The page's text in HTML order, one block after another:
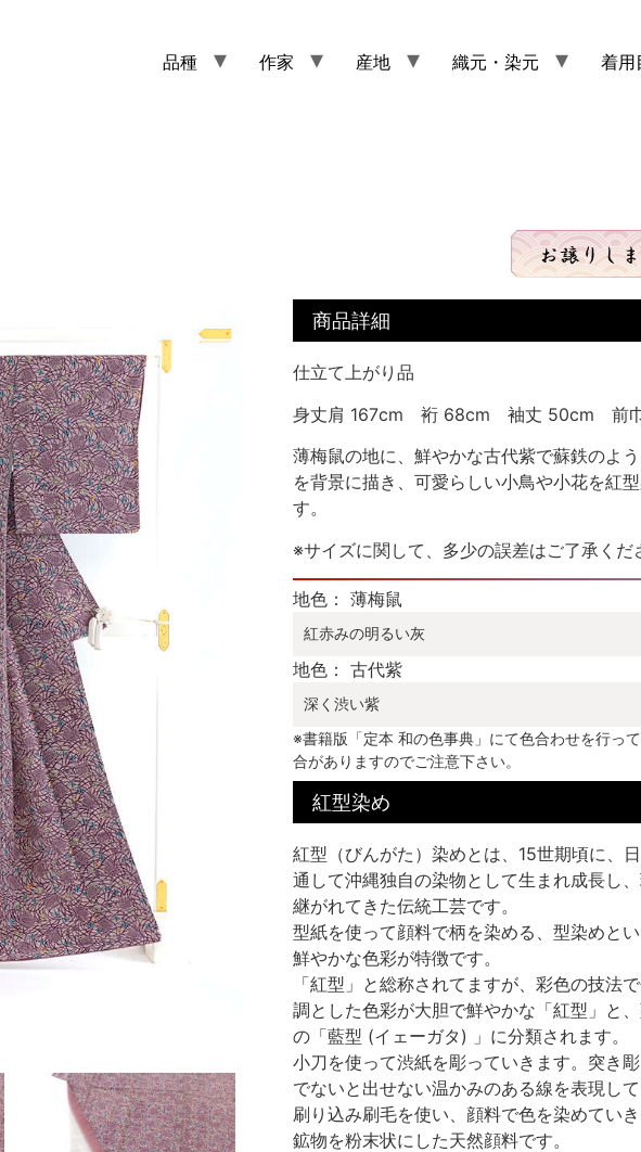
品種 作家 産地 織元・染元 着用
商品詳細
仕立て上がり品
身丈肩 167cm 裄 68cm 袖丈 50cm 前
薄梅鼠の地に、鮮やかな古代紫で蘇鉄のよ
を背景に描き、可愛らしい小鳥や小花を紅
す。
※サイズに関して、多少の誤差はご了承くだ
地色： 薄梅鼠
紅赤みの明るい灰
地色： 古代紫
深く渋い紫
※書籍版「定本 和の色事典」にて色合わせを行っ
合がありますのでご注意下さい。
紅型染め
紅型（びんがた）染めとは、15世期頃に、
通して沖縄独自の染物として生まれ成長し
継がれてきた伝統工芸です。
型紙を使って顔料で柄を染める、型染めと
鮮やかな色彩が特徴です。
「紅型」と総称されてますが、彩色の技法
調とした色彩が大胆で鮮やかな「紅型」と
の「藍型 (イェーガタ) 」に分類されます。
小刀を使って渋紙を彫っていきます。突き
でないと出せない温かみのある線を表現して
刷り込み刷毛を使い、顔料で色を染めてい
鉱物を粉末状にした天然顔料です。